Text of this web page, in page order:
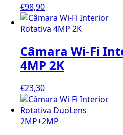
€98,90
Câmara Wi-Fi
4MP 2K
€23,30